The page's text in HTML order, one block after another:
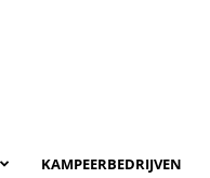
KAMPEERBEDRIJVEN